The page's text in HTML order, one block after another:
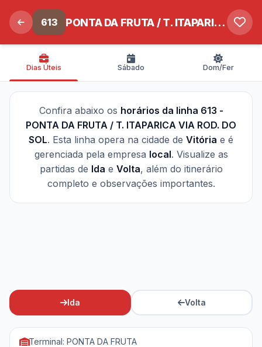
613 PONTA DA FRUTA / T. ITAPARICA VIA ROD. DO SOL
Dias Úteis Sábado Dom/Fer
Confira abaixo os horários da linha 613 -
PONTA DA FRUTA / T. ITAPARICA VIA ROD. DO
SOL. Esta linha opera na cidade de Vitória e é
gerenciada pela empresa local. Visualize as
partidas de Ida e Volta, além do itinerário
completo e observações importantes.
Ida Volta
Terminal: PONTA DA FRUTA